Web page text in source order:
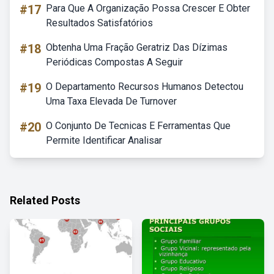
#17 Para Que A Organização Possa Crescer E Obter
Resultados Satisfatórios
#18 Obtenha Uma Fração Geratriz Das Dízimas
Periódicas Compostas A Seguir
#19 O Departamento Recursos Humanos Detectou
Uma Taxa Elevada De Turnover
#20 O Conjunto De Tecnicas E Ferramentas Que
Permite Identificar Analisar
Related Posts